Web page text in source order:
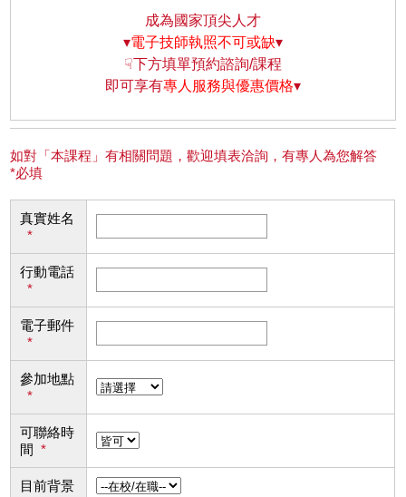
成為國家頂尖人才
▾電子技師執照不可或缺▾
☟下方填單預約諮詢/課程
即可享有專人服務與優惠價格▾
如對「本課程」有相關問題，歡迎填表洽詢，有專人為您解答
*必填
真實姓名
*
行動電話
*
電子郵件
*
參加地點
*
可聯絡時
間 *
目前背景